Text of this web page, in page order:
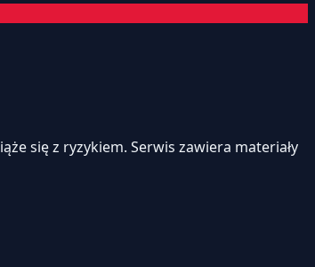
się z ryzykiem. Serwis zawiera materiały